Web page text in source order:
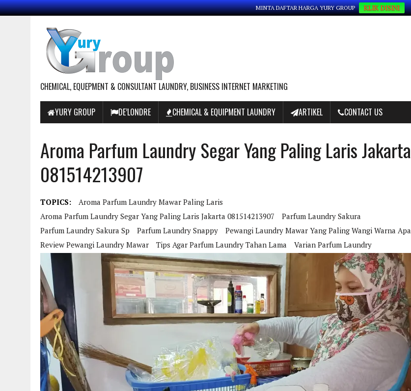
MINTA DAFTAR HARGA YURY GROUP KLIK DISINI
CHEMICAL, EQUEPMENT & CONSULTANT LAUNDRY, BUSINESS INTERNET MARKETING
YURY GROUP DE’LONDRE CHEMICAL & EQUIPMENT LAUNDRY ARTIKEL CONTACT US
Aroma Parfum Laundry Segar Yang Paling Laris Jakarta
081514213907
TOPICS:
Aroma Parfum Laundry Mawar Paling Laris
Aroma Parfum Laundry Segar Yang Paling Laris Jakarta 081514213907
Parfum Laundry Sakura
Parfum Laundry Sakura Sp
Parfum Laundry Snappy
Pewangi Laundry Mawar Yang Paling Wangi Warna Apa
Review Pewangi Laundry Mawar
Tips Agar Parfum Laundry Tahan Lama Varian Parfum Laundry